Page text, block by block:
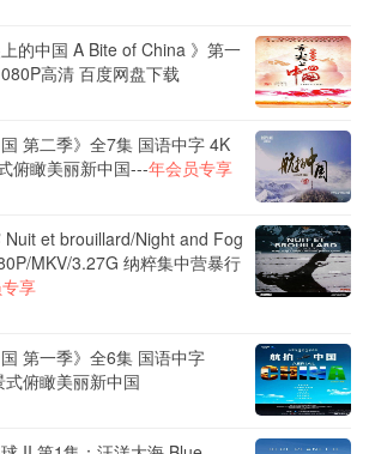
的中国 A Bite of China 》第一
高清 百度网盘下载
第二季》全7集 国语中字 4K
俯瞰美丽新中国---年会员专享
Nuit et brouillard/Night and Fog
MKV/3.27G 纳粹集中营暴行
享
第一季》全6集 国语中字
俯瞰美丽新中国